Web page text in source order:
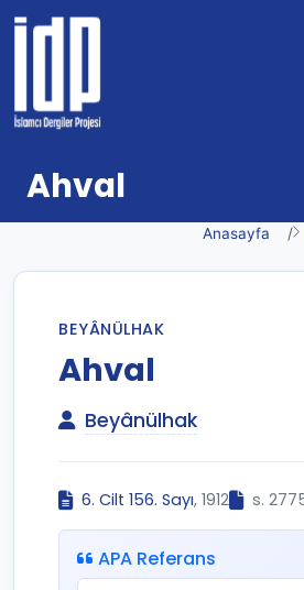
Ahval
Anasayfa
BEYÂNÜLHAK
Ahval
Beyânülhak
6. Cilt 156. Sayı, 1912 s.
APA Referans